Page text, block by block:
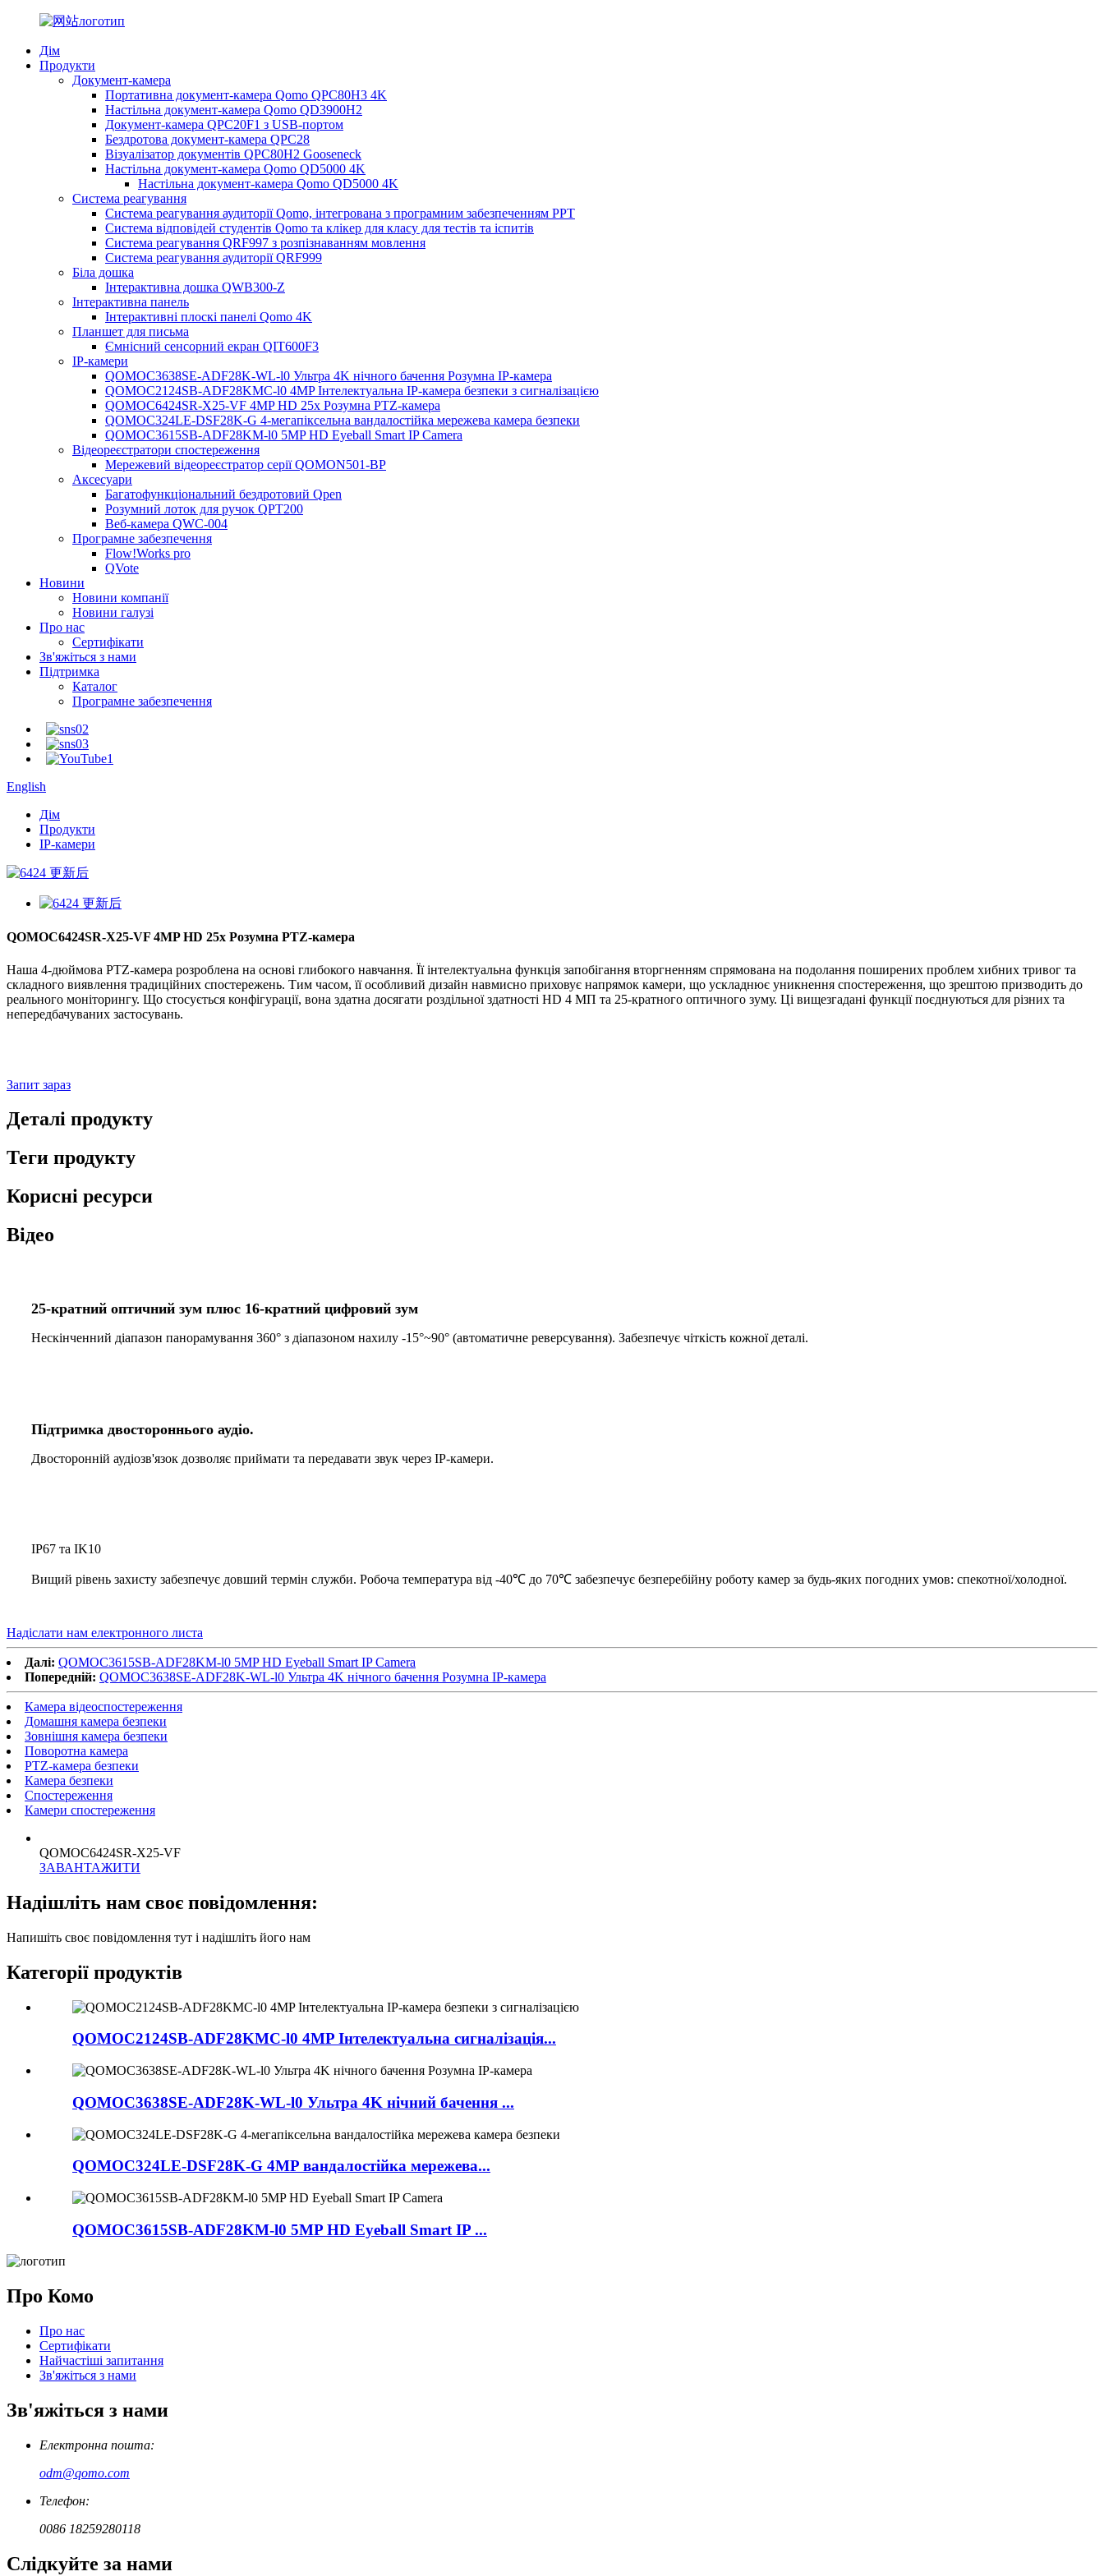
Дім
Продукти
Документ-камера
Портативна документ-камера Qomo QPC80H3 4K
Настільна документ-камера Qomo QD3900H2
Документ-камера QPC20F1 з USB-портом
Бездротова документ-камера QPC28
Візуалізатор документів QPC80H2 Gooseneck
Настільна документ-камера Qomo QD5000 4K
Настільна документ-камера Qomo QD5000 4K
Система реагування
Система реагування аудиторії Qomo, інтегрована з програмним забезпеченням PPT
Система відповідей студентів Qomo та клікер для класу для тестів та іспитів
Система реагування QRF997 з розпізнаванням мовлення
Система реагування аудиторії QRF999
Біла дошка
Інтерактивна дошка QWB300-Z
Інтерактивна панель
Інтерактивні плоскі панелі Qomo 4K
Планшет для письма
Ємнісний сенсорний екран QIT600F3
IP-камери
QOMOC3638SE-ADF28K-WL-l0 ​​Ультра 4K нічного бачення Розумна IP-камера
QOMOC2124SB-ADF28KMC-l0 4MP Інтелектуальна IP-камера безпеки з сигналізацією
QOMOC6424SR-X25-VF 4MP HD 25x Розумна PTZ-камера
QOMOC324LE-DSF28K-G 4-мегапіксельна вандалостійка мережева камера безпеки
QOMOC3615SB-ADF28KM-l0 5MP HD Eyeball Smart IP Camera
Відеореєстратори спостереження
Мережевий відеореєстратор серії QOMON501-BP
Аксесуари
Багатофункціональний бездротовий Qpen
Розумний лоток для ручок QPT200
Веб-камера QWC-004
Програмне забезпечення
Flow!Works pro
QVote
Новини
Новини компанії
Новини галузі
Про нас
Сертифікати
Зв'яжіться з нами
Підтримка
Каталог
Програмне забезпечення
English
Дім
Продукти
IP-камери
QOMOC6424SR-X25-VF 4MP HD 25x Розумна PTZ-камера
Наша 4-дюймова PTZ-камера розроблена на основі глибокого навчання. Її інтелектуальна функція запобігання вторгненням спрямована на подолання поширених проблем хибних тривог та
складного виявлення традиційних спостережень. Тим часом, її особливий дизайн навмисно приховує напрямок камери, що ускладнює уникнення спостереження, що зрештою призводить до
реального моніторингу. Що стосується конфігурації, вона здатна досягати роздільної здатності HD 4 МП та 25-кратного оптичного зуму. Ці вищезгадані функції поєднуються для різних та
непередбачуваних застосувань.
Запит зараз
Деталі продукту
Теги продукту
Корисні ресурси
Відео
25-кратний оптичний зум плюс 16-кратний цифровий зум
Нескінченний діапазон панорамування 360° з діапазоном нахилу -15°~90° (автоматичне реверсування). Забезпечує чіткість кожної деталі.
Підтримка двостороннього аудіо.
Двосторонній аудіозв'язок дозволяє приймати та передавати звук через IP-камери.
IP67 та IK10
Вищий рівень захисту забезпечує довший термін служби. Робоча температура від -40℃ до 70℃ забезпечує безперебійну роботу камер за будь-яких погодних умов: спекотної/холодної.
Надіслати нам електронного листа
Далі: QOMOC3615SB-ADF28KM-l0 5MP HD Eyeball Smart IP Camera
Попередній: QOMOC3638SE-ADF28K-WL-l0 ​​Ультра 4K нічного бачення Розумна IP-камера
Камера відеоспостереження
Домашня камера безпеки
Зовнішня камера безпеки
Поворотна камера
PTZ-камера безпеки
Камера безпеки
Спостереження
Камери спостереження
QOMOC6424SR-X25-VF
ЗАВАНТАЖИТИ
Надішліть нам своє повідомлення:
Напишіть своє повідомлення тут і надішліть його нам
Категорії продуктів
QOMOC2124SB-ADF28KMC-l0 4MP Інтелектуальна сигналізація...
QOMOC3638SE-ADF28K-WL-l0 ​​Ультра 4K нічний бачення ...
QOMOC324LE-DSF28K-G 4MP вандалостійка мережева...
QOMOC3615SB-ADF28KM-l0 5MP HD Eyeball Smart IP ...
Про Комо
Про нас
Сертифікати
Найчастіші запитання
Зв'яжіться з нами
Зв'яжіться з нами
Електронна пошта:
odm@qomo.com
Телефон:
0086 18259280118
Слідкуйте за нами